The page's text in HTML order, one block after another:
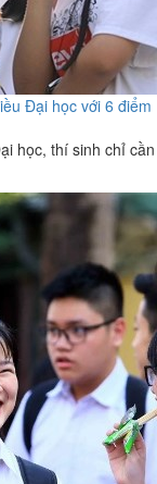
Đại học với 6 điểm
học, thí sinh chỉ cần